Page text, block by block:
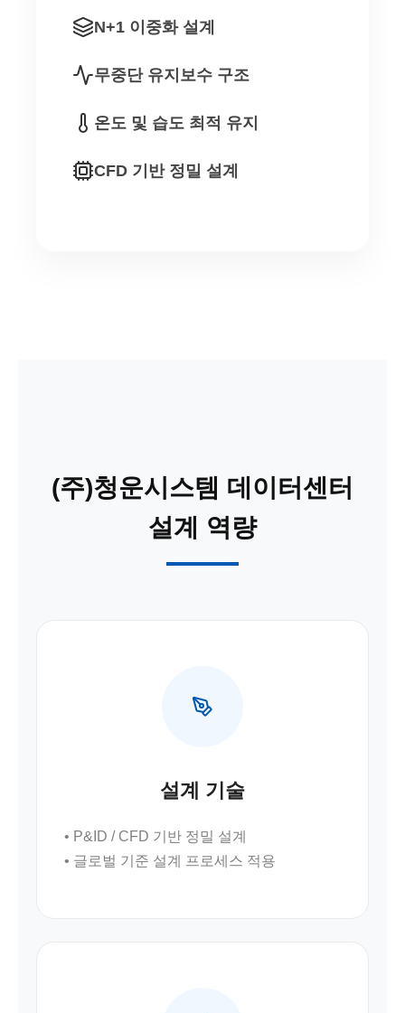
N+1 이중화 설계
무중단 유지보수 구조
온도 및 습도 최적 유지
CFD 기반 정밀 설계
(주)청운시스템 데이터센터
설계 역량
설계 기술
• P&ID / CFD 기반 정밀 설계
• 글로벌 기준 설계 프로세스 적용